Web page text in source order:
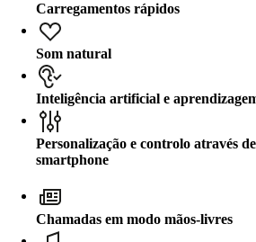
Carregamentos rápidos
Som natural
Inteligência artificial e
Personalização e controlo através
smartphone
Chamadas em modo mãos-livres